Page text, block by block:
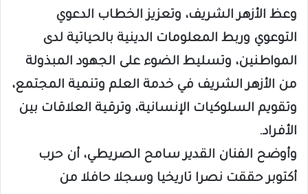
وعظ الأزهر الشريف، وتعزيز الخطاب الدعوي
التوعوي وربط المعلومات الدينية بالحياتية لدى
المواطنين، وتسليط الضوء على الجهود المبذولة
من الأزهر الشريف في خدمة العلم وتنمية المجتمع،
وتقويم السلوكيات الإنسانية، وترقية العلاقات بين
الأفراد.
وأوضح الفنان القدير سامح الصريطي، أن حرب
أكتوبر حققت نصرا تاريخيا وسجلا حافلا من